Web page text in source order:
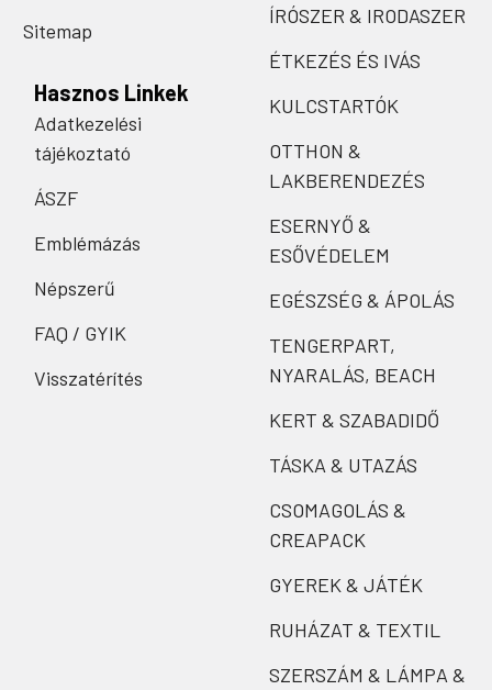
Sitemap
Hasznos Linkek
Adatkezelési
tájékoztató
ÁSZF
Emblémázás
Népszerű
FAQ / GYIK
Visszatérítés
ÍRÓSZER & IRODASZER
ÉTKEZÉS ÉS IVÁS
KULCSTARTÓK
OTTHON &
LAKBERENDEZÉS
ESERNYŐ &
ESŐVÉDELEM
EGÉSZSÉG & ÁPOLÁS
TENGERPART,
NYARALÁS, BEACH
KERT & SZABADIDŐ
TÁSKA & UTAZÁS
CSOMAGOLÁS &
CREAPACK
GYEREK & JÁTÉK
RUHÁZAT & TEXTIL
SZERSZÁM & LÁMPA &